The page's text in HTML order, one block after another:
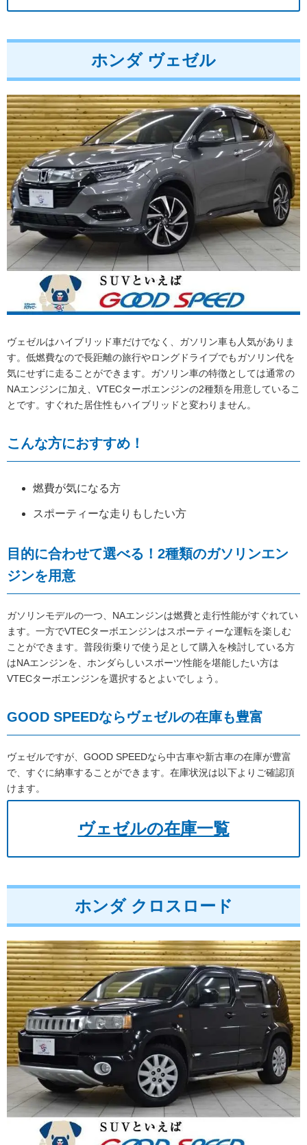
ホンダ ヴェゼル
ヴェゼルはハイブリッド車だけでなく、ガソリン車も人気がありま
す。低燃費なので長距離の旅行やロングドライブでもガソリン代を
気にせずに走ることができます。ガソリン車の特徴としては通常の
NAエンジンに加え、VTECターボエンジンの2種類を用意しているこ
とです。すぐれた居住性もハイブリッドと変わりません。
こんな方におすすめ！
燃費が気になる方
スポーティーな走りもしたい方
目的に合わせて選べる！2種類のガソリンエン
ジンを用意
ガソリンモデルの一つ、NAエンジンは燃費と走行性能がすぐれてい
ます。一方でVTECターボエンジンはスポーティーな運転を楽しむ
ことができます。普段街乗りで使う足として購入を検討している方
はNAエンジンを、ホンダらしいスポーツ性能を堪能したい方は
VTECターボエンジンを選択するとよいでしょう。
GOOD SPEEDならヴェゼルの在庫も豊富
ヴェゼルですが、GOOD SPEEDなら中古車や新古車の在庫が豊富
で、すぐに納車することができます。在庫状況は以下よりご確認頂
けます。
ヴェゼルの在庫一覧
ホンダ クロスロード